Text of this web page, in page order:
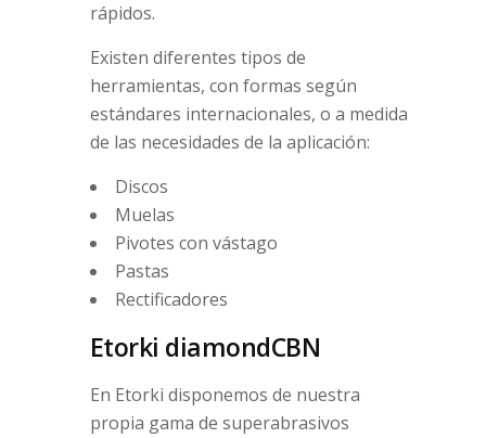
rápidos.
Existen diferentes tipos de
herramientas, con formas según
estándares internacionales, o a medida
de las necesidades de la aplicación:
Discos
Muelas
Pivotes con vástago
Pastas
Rectificadores
Etorki diamondCBN
En Etorki disponemos de nuestra
propia gama de superabrasivos